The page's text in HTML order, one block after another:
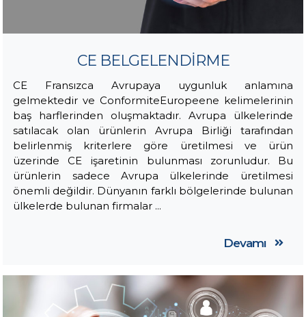
CE BELGELENDİRME
CE Fransızca Avrupaya uygunluk anlamına
gelmektedir ve ConformiteEuropeene kelimelerinin
baş harflerinden oluşmaktadır. Avrupa ülkelerinde
satılacak olan ürünlerin Avrupa Birliği tarafından
belirlenmiş kriterlere göre üretilmesi ve ürün
üzerinde CE işaretinin bulunması zorunludur. Bu
ürünlerin sadece Avrupa ülkelerinde üretilmesi
önemli değildir. Dünyanın farklı bölgelerinde bulunan
ülkelerde bulunan firmalar ...
Devamı